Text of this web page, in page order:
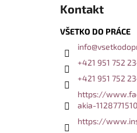
Kontakt
VŠETKO DO PRÁCE
info@
+421 951 752
+421 951 752
https://
akia-
https://